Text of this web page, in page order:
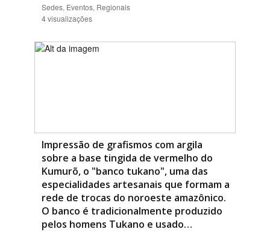
Sedes, Eventos, Regionais
4 visualizações
Impressão de grafismos com argila
sobre a base tingida de vermelho do
Kumurõ, o "banco tukano", uma das
especialidades artesanais que formam a
rede de trocas do noroeste amazônico.
O banco é tradicionalmente produzido
pelos homens Tukano e usado…